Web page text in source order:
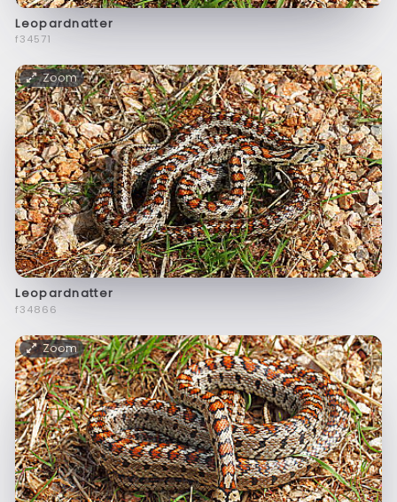
Leopardnatter
f34571
Zoom
Leopardnatter
f34866
Zoom